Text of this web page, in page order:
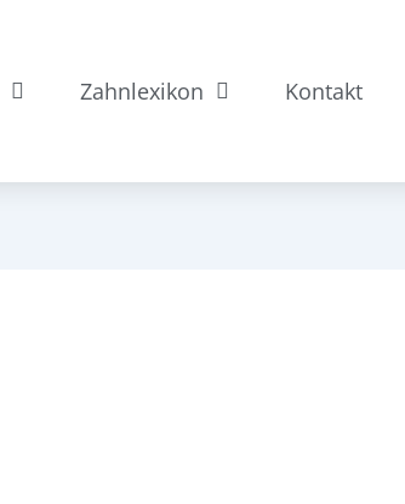
Zahnlexikon Kontakt